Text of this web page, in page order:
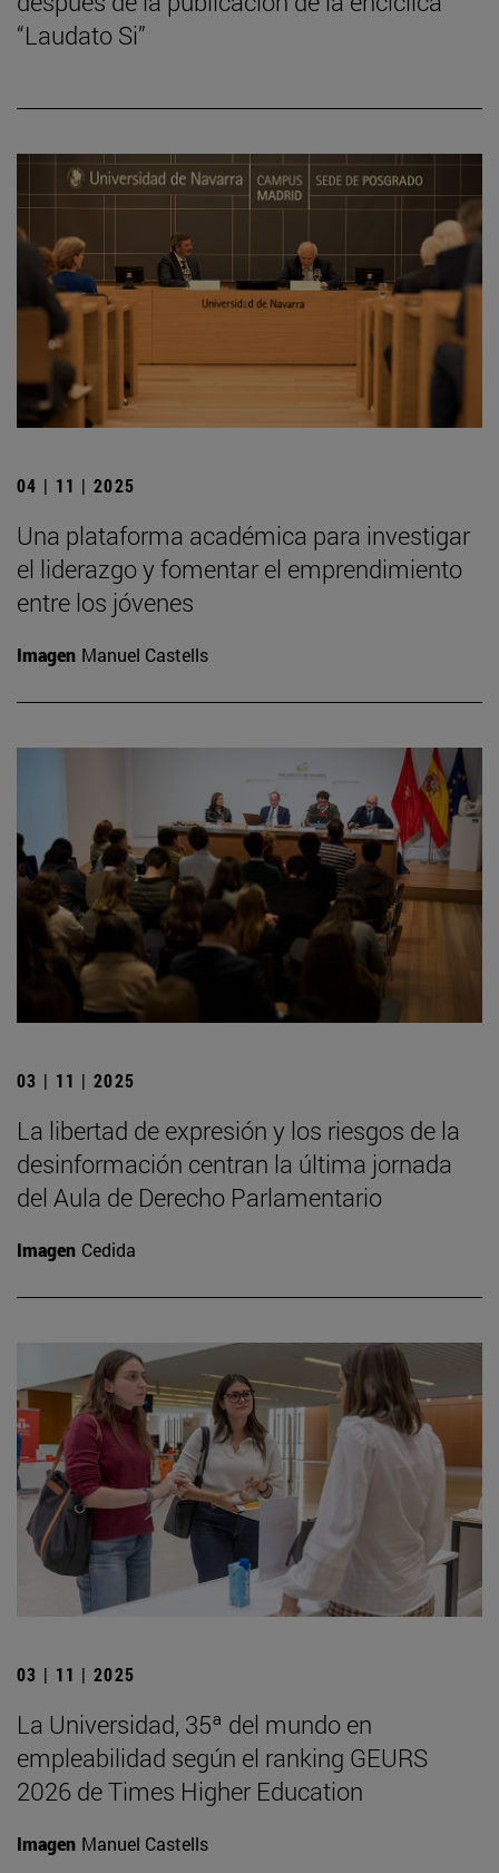
“Laudato Si”
04 | 11 | 2025
Una plataforma académica para investigar
el liderazgo y fomentar el emprendimiento
entre los jóvenes
Imagen Manuel Castells
03 | 11 | 2025
La libertad de expresión y los riesgos de la
desinformación centran la última jornada
del Aula de Derecho Parlamentario
Imagen Cedida
03 | 11 | 2025
La Universidad, 35ª del mundo en
empleabilidad según el ranking GEURS
2026 de Times Higher Education
Imagen Manuel Castells